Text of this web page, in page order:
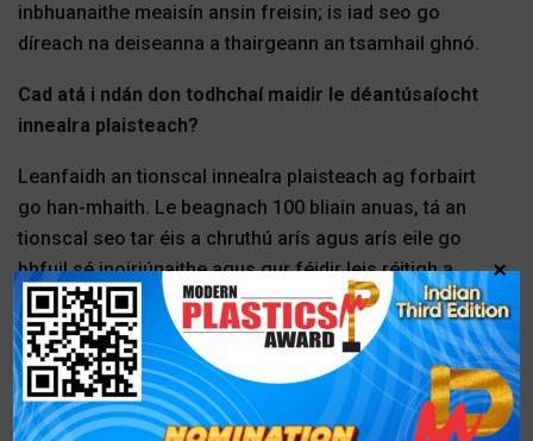
inbhuanaithe meaisín ansin freisin; is iad seo go
díreach na deiseanna a thairgeann an tsamhail ghnó.
Cad atá i ndán don todhchaí maidir le déantúsaíocht
innealra plaisteach?
Leanfaidh an tionscal innealra plaisteach ag forbairt
go han-mhaith. Le beagnach 100 bliain anuas, tá an
tionscal seo tar éis a chruthú arís agus arís eile go
bhfuil sé inoiriúnaithe agus gur féidir leis réitigh a
fhorbairt do thascanna atá le teacht. Is é an ról
cumasaitheora seo a dhéanann idirdhealú idir é.
Thairis sin, níor baineadh leas iomlán as na
deiseannaa thairgeann plaisteach mar ábhar ná níor
aithníodh iad fiú. Creidim go láidir nach féidir an saol
×